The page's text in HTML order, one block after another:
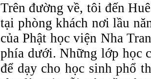
Trên đường về, tôi đến
tại phòng khách nơi lầu
của Phật học viện Nha
phía dưới. Những lớp học
để dạy cho học sinh phổ